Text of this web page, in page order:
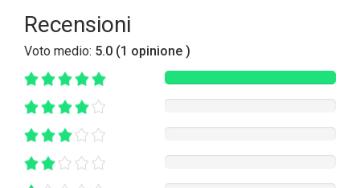
Recensioni
Voto medio: 5.0 (1 opinione )